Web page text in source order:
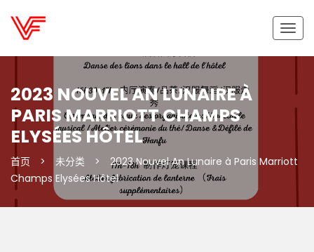
切
2023 NOUVEL AN LUNAIRE À
PARIS MARRIOTT CHAMPS
ELYSÉES HÔTEL
首页 > 未分类 >
2023 Nouvel An Lunaire à Paris Marriott
Champs Elysées Hôtel